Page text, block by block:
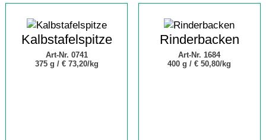
Kalbstafelspitze
Art-Nr. 0741
375 g / € 73,20/kg
Rinderbacken
Art-Nr. 1684
400 g /€ 50,80/kg